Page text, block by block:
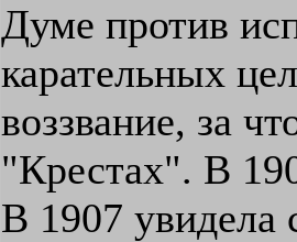
Думе против
карательных
воззвание, за
"Крестах". В
В 1907 увидела